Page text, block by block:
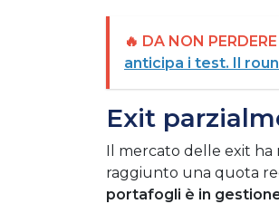
🔥 DA NON
anticipa i test. Il
Exit
Il mercato delle exit ha
raggiunto una quota
portafogli è in